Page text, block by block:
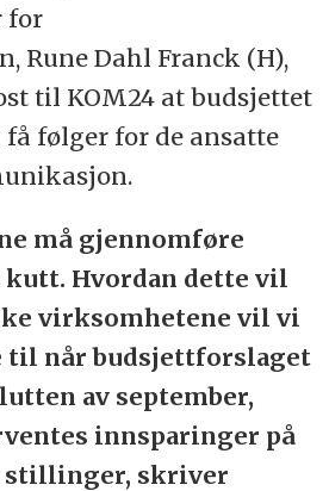
for
Rune Dahl Franck (H),
til KOM24 at budsjettet
følger for de ansatte
må gjennomføre
Hvordan dette vil
virksomhetene vil vi
til når budsjettforslaget
av september,
innsparinger på
skriver